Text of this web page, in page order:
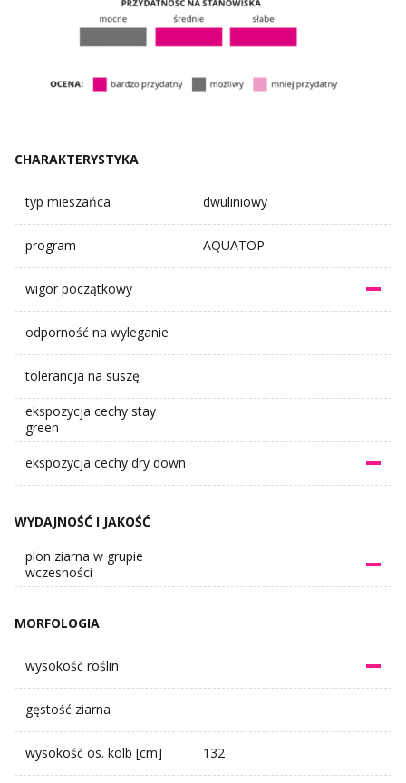
CHARAKTERYSTYKA
typ mieszańca dwuliniowy
program AQUATOP
wigor początkowy
odporność na wyleganie
tolerancja na suszę
ekspozycja cechy stay
green
ekspozycja cechy dry down
WYDAJNOŚĆ I JAKOŚĆ
plon ziarna w grupie
wczesności
MORFOLOGIA
wysokość roślin
gęstość ziarna
wysokość os. kolb [cm] 132